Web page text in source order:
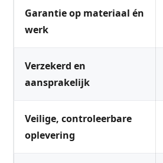
Garantie op materiaal én
werk
Verzekerd en
aansprakelijk
Veilige, controleerbare
oplevering